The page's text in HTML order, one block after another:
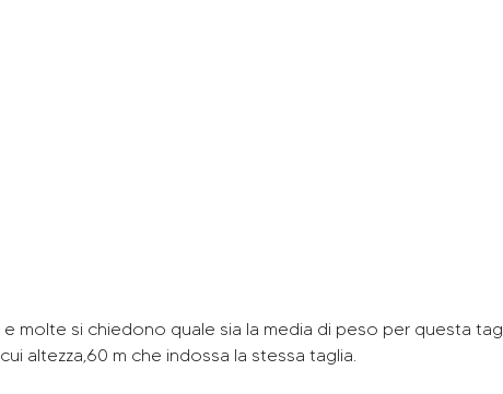
cui altezza,60 m che indossa la stessa taglia.